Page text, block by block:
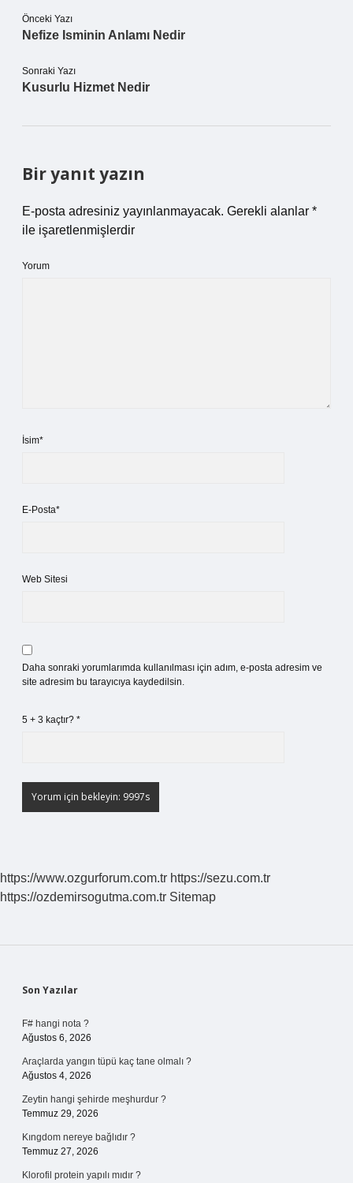
Önceki Yazı
Nefize Isminin Anlamı Nedir
Sonraki Yazı
Kusurlu Hizmet Nedir
Bir yanıt yazın
E-posta adresiniz yayınlanmayacak. Gerekli alanlar *
ile işaretlenmişlerdir
Yorum
İsim*
E-Posta*
Web Sitesi
Daha sonraki yorumlarımda kullanılması için adım, e-posta adresim ve
site adresim bu tarayıcıya kaydedilsin.
5 + 3 kaçtır? *
https://www.ozgurforum.com.tr https://sezu.com.tr
https://ozdemirsogutma.com.tr Sitemap
Sidebar
Son Yazılar
F# hangi nota ?
Ağustos 6, 2026
Araçlarda yangın tüpü kaç tane olmalı ?
Ağustos 4, 2026
Zeytin hangi şehirde meşhurdur ?
Temmuz 29, 2026
Kıngdom nereye bağlıdır ?
Temmuz 27, 2026
Klorofil protein yapılı mıdır ?